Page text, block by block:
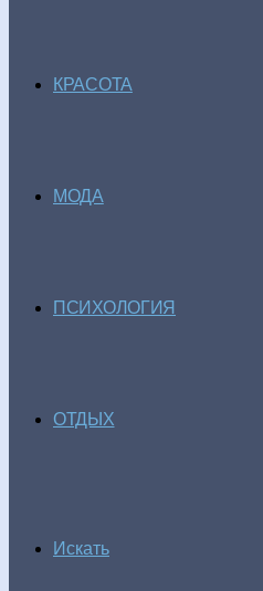
КРАСОТА
МОДА
ПСИХОЛОГИЯ
ОТДЫХ
Искать